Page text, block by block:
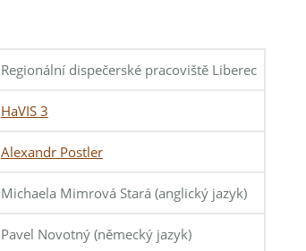
Regionální dispečerské pracoviště Liberec
HaVIS 3
Alexandr Postler
Michaela Mimrová Stará (anglický jazyk)
Pavel Novotný (německý jazyk)